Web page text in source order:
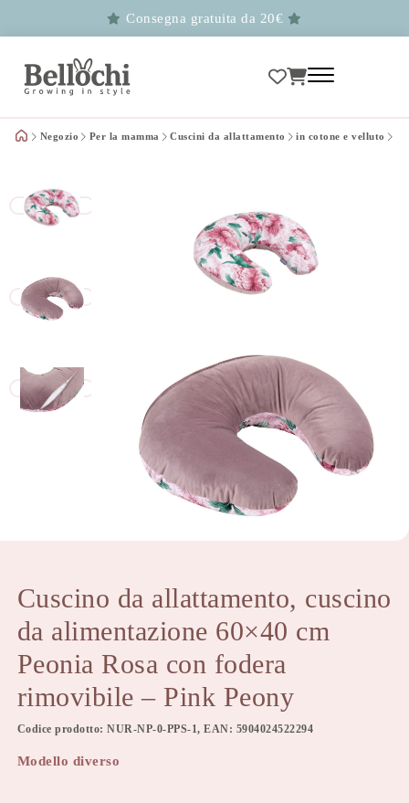
Consegna gratuita da 20€
Negozio Per la mamma Cuscini da allattamento in cotone e velluto
Cuscino da allattamento, cuscino
da alimentazione 60×40 cm
Peonia Rosa con fodera
rimovibile – Pink Peony
Codice prodotto: NUR-NP-0-PPS-1, EAN: 5904024522294
Modello diverso